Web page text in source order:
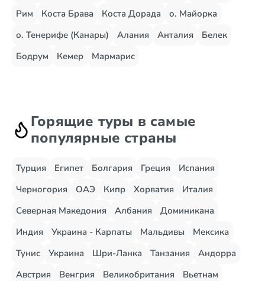
Рим
Коста Брава Коста Дорада
о. Майорка
о. Тенерифе (Канары)
Алания Анталия
Белек
Бодрум
Кемер Мармарис
Горящие туры в самые
популярные страны
Турция Египет Болгария Греция
Испания
Черногория
ОАЭ Кипр Хорватия
Италия
Северная Македония
Албания
Доминикана
Индия
Украина - Карпаты Мальдивы
Мексика
Тунис
Украина Шри-Ланка Танзания
Андорра
Австрия
Венгрия Великобритания
Вьетнам